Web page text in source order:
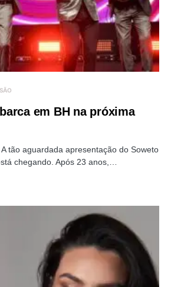
em BH na próxima
tão aguardada apresentação do Soweto
chegando. Após 23 anos,…